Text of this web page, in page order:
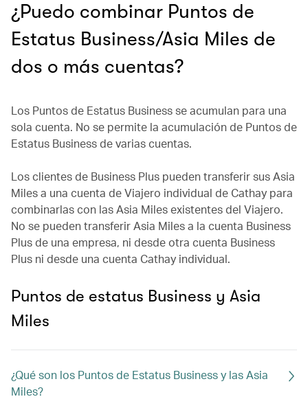
¿Puedo combinar Puntos de
Estatus Business/Asia Miles de
dos o más cuentas?
Los Puntos de Estatus Business se acumulan para una
sola cuenta. No se permite la acumulación de Puntos de
Estatus Business de varias cuentas.
Los clientes de Business Plus pueden transferir sus Asia
Miles a una cuenta de Viajero individual de Cathay para
combinarlas con las Asia Miles existentes del Viajero.
No se pueden transferir Asia Miles a la cuenta Business
Plus de una empresa, ni desde otra cuenta Business
Plus ni desde una cuenta Cathay individual.
Puntos de estatus Business y Asia
Miles
¿Qué son los Puntos de Estatus Business y las Asia
Miles?